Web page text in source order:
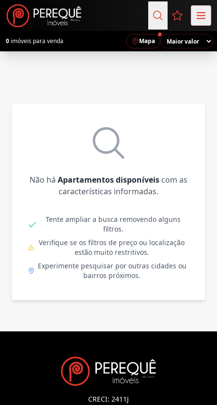
Favoritos
0 imóveis para venda Mapa
Não há Apartamentos disponíveis com as
características informadas.
Tente ampliar a busca removendo alguns
filtros.
Verifique se os filtros de preço ou localização
estão muito restritivos.
Experimente pesquisar por outras cidades ou
bairros próximos.
CRECI: 2411J